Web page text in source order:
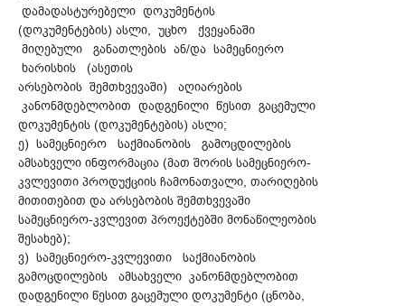
დამადასტურებელი დოკუმენტის
(დოკუმენტების) ასლი, უცხო ქვეყანაში
მიღებული განათლების ან/და სამეცნიერო
ხარისხის (ასეთის
არსებობის შემთხვევაში) აღიარების
კანონმდებლობით დადგენილი წესით გაცემული
დოკუმენტის (დოკუმენტების) ასლი;
ე) სამეცნიერო საქმიანობის გამოცდილების
ამსახველი ინფორმაცია (მათ შორის სამეცნიერო-
კვლევითი პროდუქციის ჩამონათვალი, თარიღების
მითითებით და არსებობის შემთხვევაში
სამეცნიერო-კვლევით პროექტებში მონაწილეობის
შესახებ);
ვ) სამეცნიერო-კვლევითი საქმიანობის
გამოცდილების ამსახველი კანონმდებლობით
დადგენილი წესით გაცემული დოკუმენტი (ცნობა,